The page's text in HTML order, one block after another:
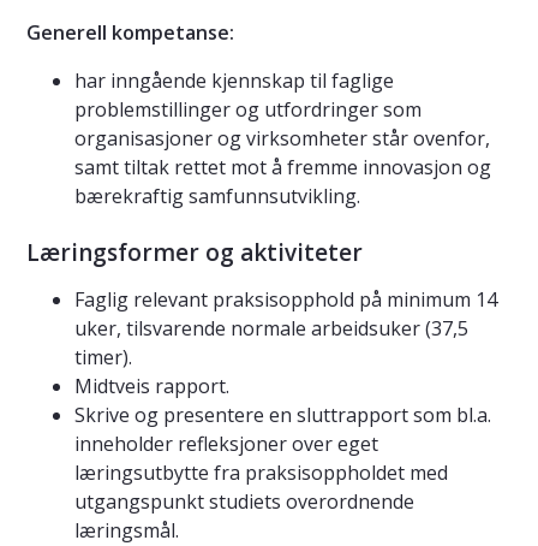
Generell kompetanse:
har inngående kjennskap til faglige
problemstillinger og utfordringer som
organisasjoner og virksomheter står ovenfor,
samt tiltak rettet mot å fremme innovasjon og
bærekraftig samfunnsutvikling.
Læringsformer og aktiviteter
Faglig relevant praksisopphold på minimum 14
uker, tilsvarende normale arbeidsuker (37,5
timer).
Midtveis rapport.
Skrive og presentere en sluttrapport som bl.a.
inneholder refleksjoner over eget
læringsutbytte fra praksisoppholdet med
utgangspunkt studiets overordnende
læringsmål.